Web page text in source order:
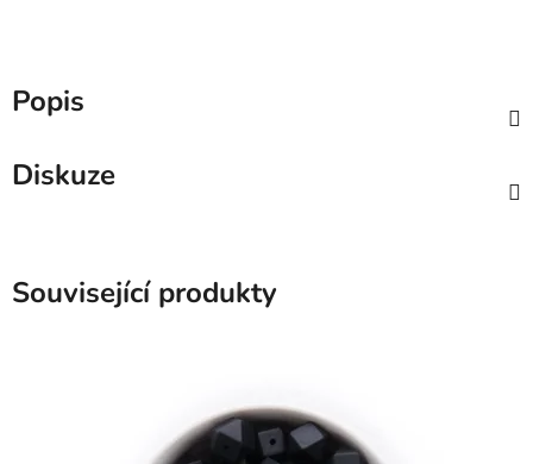
Popis
Diskuze
Související produkty